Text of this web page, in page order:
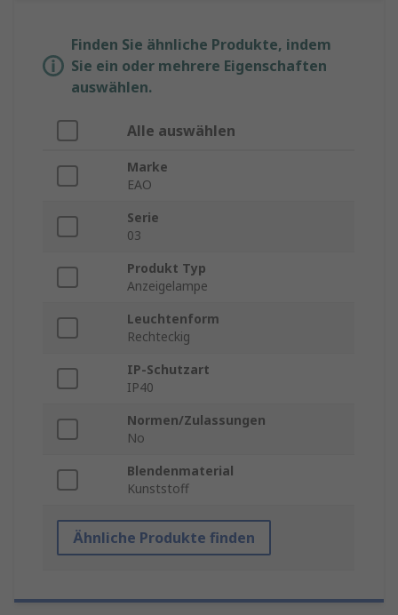
Finden Sie ähnliche Produkte, indem
Sie ein oder mehrere Eigenschaften
auswählen.
Alle auswählen
Marke
EAO
Serie
03
Produkt Typ
Anzeigelampe
Leuchtenform
Rechteckig
IP-Schutzart
IP40
Normen/Zulassungen
No
Blendenmaterial
Kunststoff
Ähnliche Produkte finden